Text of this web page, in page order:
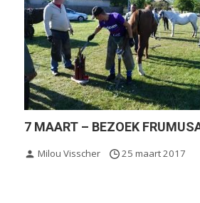
7 MAART – BEZOEK
Milou Visscher 25 maart 2017